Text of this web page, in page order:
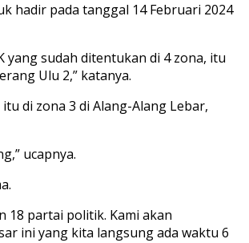
hadir pada tanggal 14 Februari 2024
yang sudah ditentukan di 4 zona, itu
Ulu 2,” katanya.
di zona 3 di Alang-Alang Lebar,
ucapnya.
18 partai politik. Kami akan
ini yang kita langsung ada waktu 6